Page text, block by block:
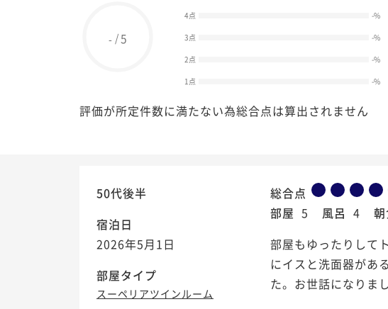
- /5
4点 -%
3点 -%
2点 -%
1点 -%
評価が所定件数に満たない為総合点は算出されません
50代後半
宿泊日
2026年5月1日
部屋タイプ
スーペリアツインルーム
総合点
部屋 5 風呂 4
部屋もゆったりして
にイスと洗面器があ
た。お世話になりまし